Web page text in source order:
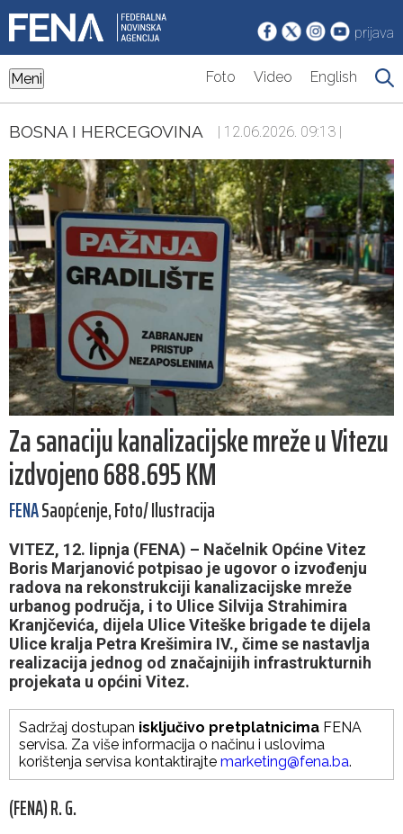
prijava
Meni Foto Video English
BOSNA I HERCEGOVINA | 12.06.2026. 09:13 |
Za sanaciju kanalizacijske mreže u Vitezu
izdvojeno 688.695 KM
FENASaopćenje, Foto/ Ilustracija
VITEZ, 12. lipnja (FENA) – Načelnik Općine Vitez
Boris Marjanović potpisao je ugovor o izvođenju
radova na rekonstrukciji kanalizacijske mreže
urbanog područja, i to Ulice Silvija Strahimira
Kranjčevića, dijela Ulice Viteške brigade te dijela
Ulice kralja Petra Krešimira IV., čime se nastavlja
realizacija jednog od značajnijih infrastrukturnih
projekata u općini Vitez.
Sadržaj dostupan isključivo pretplatnicima FENA
servisa. Za više informacija o načinu i uslovima
korištenja servisa kontaktirajte marketing@fena.ba.
(FENA) R. G.